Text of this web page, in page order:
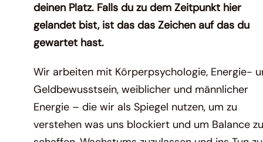
deinen Platz. Falls du zu dem Zeitpunkt hier
gelandet bist, ist das das Zeichen auf das du
gewartet hast.
Wir arbeiten mit Körperpsychologie, Energie-
Geldbewusstsein, weiblicher und männlicher
Energie – die wir als Spiegel nutzen, um zu
verstehen was uns blockiert und um Balance zu